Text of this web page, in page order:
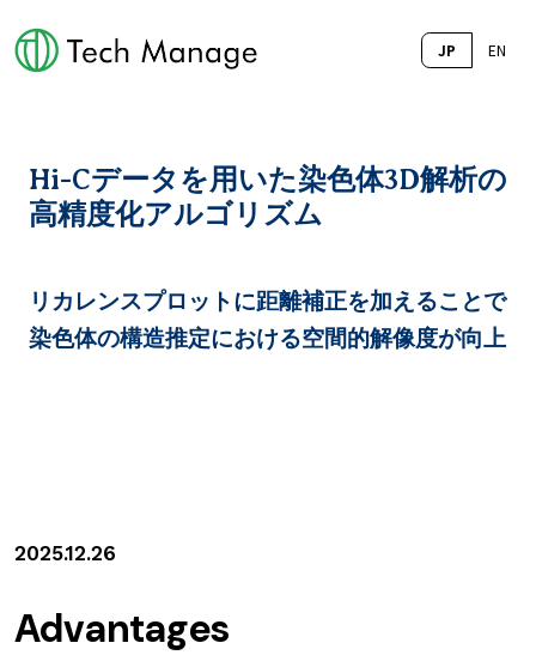
JP EN
Hi-Cデータを用いた染色体3D解析の
高精度化アルゴリズム
リカレンスプロットに距離補正を加えることで
染色体の構造推定における空間的解像度が向上
2025.12.26
Advantages